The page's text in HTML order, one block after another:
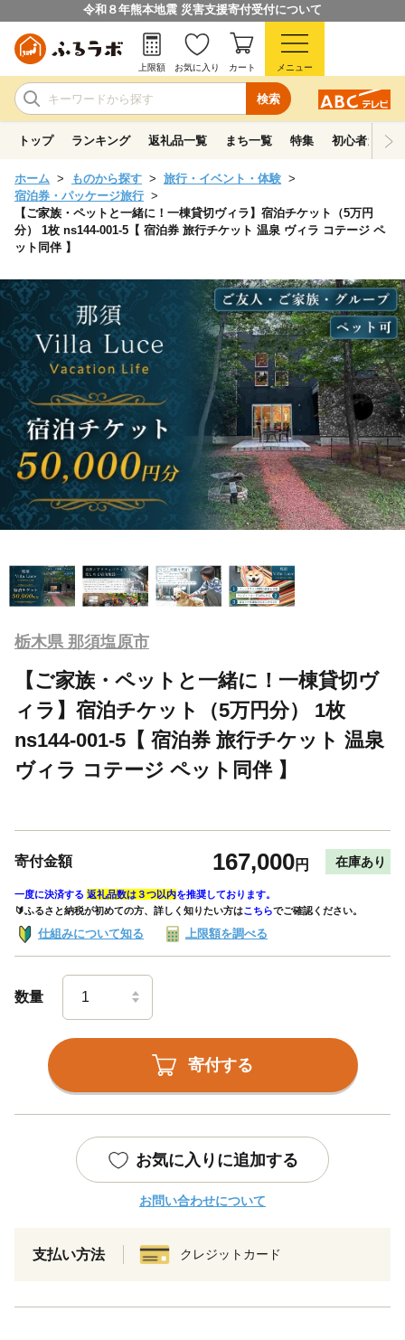
令和８年熊本地震 災害支援寄付受付について
検索
上限額 お気に入り カート メニュー
トップ ランキング 返礼品一覧 まち一覧 特集 初心者ガイド
ホーム ものから探す
旅行・イベント・体験
宿泊券・パッケージ旅行
【ご家族・ペットと一緒に！一棟貸切ヴィラ】宿泊チケット（5万円
分） 1枚 ns144-001-5【 宿泊券 旅行チケット 温泉 ヴィラ コテージ ペ
ット同伴 】
栃木県 那須塩原市
【ご家族・ペットと一緒に！一棟貸切ヴ
ィラ】宿泊チケット（5万円分） 1枚
ns144-001-5【 宿泊券 旅行チケット 温泉
ヴィラ コテージ ペット同伴 】
寄付金額 167,000円 在庫あり
一度に決済する 返礼品数は３つ以内を推奨しております。
🔰ふるさと納税が初めての方、詳しく知りたい方はこちらでご確認ください。
仕組みについて知る 上限額を調べる
数量
寄付する
お気に入りに追加する
お問い合わせについて
支払い方法 クレジットカード